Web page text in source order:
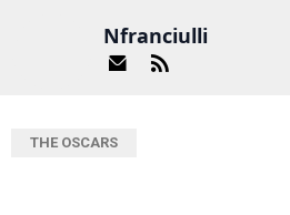
Nfranciulli
THE OSCARS